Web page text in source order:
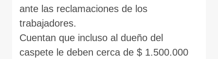
ante las reclamaciones de los
trabajadores.
Cuentan que incluso al dueño del
caspete le deben cerca de $ 1.500.000